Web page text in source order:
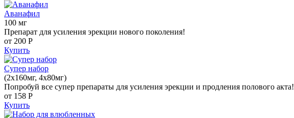
Аванафил
100 мг
Препарат для усиления эрекции нового поколения!
от 200 Р
Купить
Супер набор
(2х160мг, 4х80мг)
Попробуй все супер препараты для усиления эрекции и продления полового акта!
от 158 Р
Купить